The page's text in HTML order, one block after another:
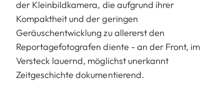
der Kleinbildkamera, die aufgrund ihrer
Kompaktheit und der geringen
Geräuschentwicklung zu allererst den
Reportagefotografen diente - an der Front, im
Versteck lauernd, möglichst unerkannt
Zeitgeschichte dokumentierend.